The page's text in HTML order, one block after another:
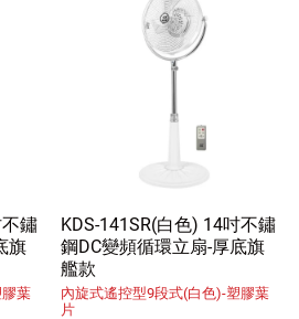
鏽
旗
葉
KDS-141SR(白色) 14吋不鏽
鋼DC變頻循環立扇-厚底旗
艦款
內旋式遙控型9段式(白色)-塑膠葉
片